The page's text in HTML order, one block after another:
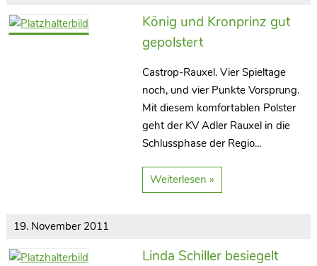
König und Kronprinz gut
gepolstert
Castrop-Rauxel. Vier Spieltage
noch, und vier Punkte Vorsprung.
Mit diesem komfortablen Polster
geht der KV Adler Rauxel in die
Schlussphase der Regio...
Weiterlesen »
19. November 2011
Linda Schiller besiegelt